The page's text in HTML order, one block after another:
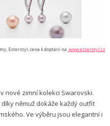
Esterstyl, cena k doptání na www.esterstyl.cz
nové zimní kolekci Swarovski.
němuž dokáže každý outfit
Ve výběru jsou elegantní i